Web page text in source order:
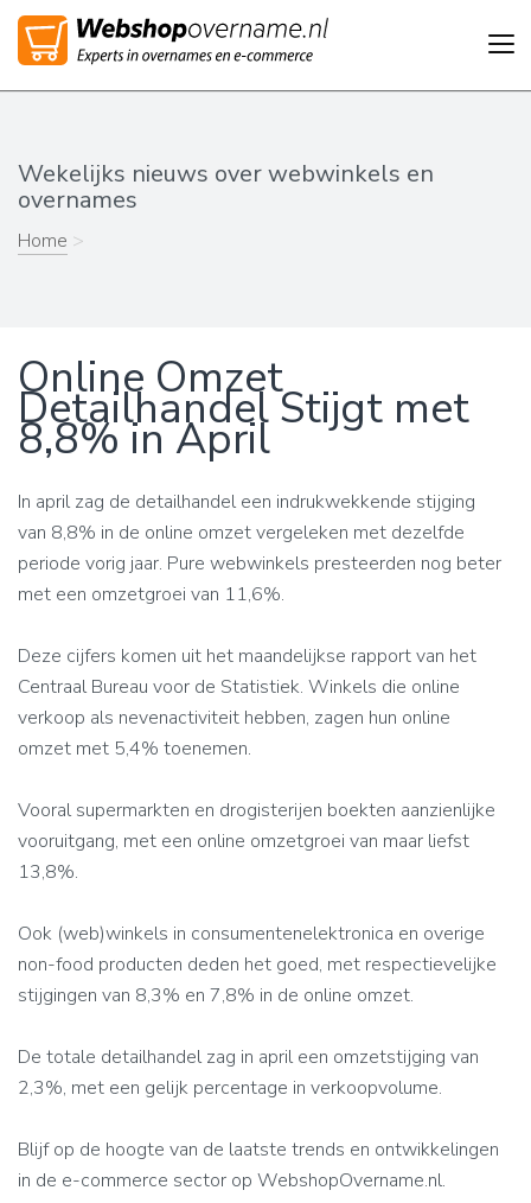
Wekelijks nieuws over webwinkels en
overnames
Home >
Online Omzet
Detailhandel Stijgt met
8,8% in April
In april zag de detailhandel een indrukwekkende stijging
van 8,8% in de online omzet vergeleken met dezelfde
periode vorig jaar. Pure webwinkels presteerden nog beter
met een omzetgroei van 11,6%.
Deze cijfers komen uit het maandelijkse rapport van het
Centraal Bureau voor de Statistiek. Winkels die online
verkoop als nevenactiviteit hebben, zagen hun online
omzet met 5,4% toenemen.
Vooral supermarkten en drogisterijen boekten aanzienlijke
vooruitgang, met een online omzetgroei van maar liefst
13,8%.
Ook (web)winkels in consumentenelektronica en overige
non-food producten deden het goed, met respectievelijke
stijgingen van 8,3% en 7,8% in de online omzet.
De totale detailhandel zag in april een omzetstijging van
2,3%, met een gelijk percentage in verkoopvolume.
Blijf op de hoogte van de laatste trends en ontwikkelingen
in de e-commerce sector op WebshopOvername.nl.